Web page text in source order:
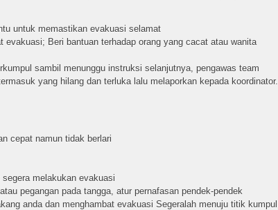
untuk memastikan evakuasi selamat
Beri bantuan terhadap orang yang cacat atau wanita
sambil menunggu instruksi selanjutnya, pengawas team
yang hilang dan terluka lalu melaporkan kepada koordinator.
cepat namun tidak berlari
melakukan evakuasi
pegangan pada tangga, atur pernafasan pendek-pendek
anda dan menghambat evakuasi Segeralah menuju titik kumpul